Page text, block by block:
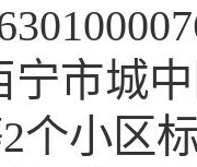
宁市城
个小区